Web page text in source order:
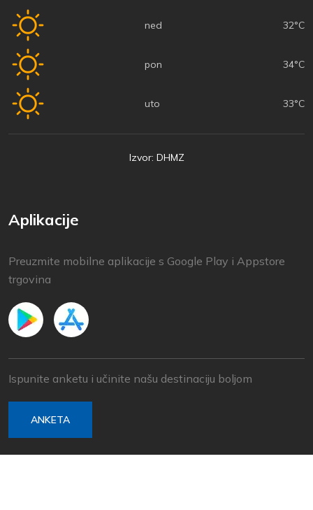
ned 32°C
pon 34°C
uto 33°C
Izvor: DHMZ
Aplikacije
Preuzmite mobilne aplikacije s Google Play i Appstore
trgovina
Ispunite anketu i učinite našu destinaciju boljom
ANKETA